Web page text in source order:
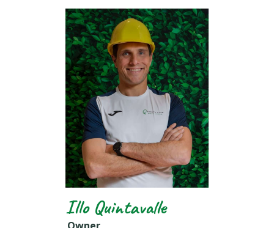
Illo Quintavalle